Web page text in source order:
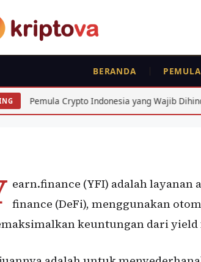
BERANDA PEMULA
Indonesia yang Wajib Dihindari: 7 Fatal
(YFI)
earn.finance (YFI) adalah
finance (DeFi), menggunakan
keuntungan dari